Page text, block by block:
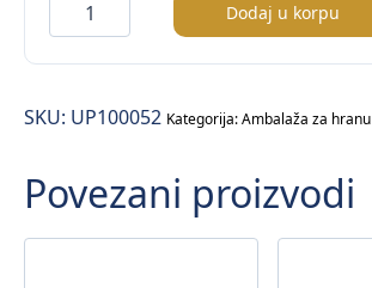
posuda
sa
poklopcem
1000ml
–
100/1
Dodaj u korpu
SKU: UP100052 Kategorija:Ambalaža za hranu
Povezani proizvodi